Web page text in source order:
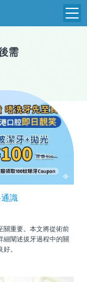
需
通識
重要。本文將從術前
細闡述拔牙過程中的關
。